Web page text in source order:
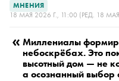
МНЕНИЯ
18 МАЯ 2026 Г., 11:00 (РЕД. 18
« Миллениалы
небоскрёбах. Это
высотный дом — не
а осознанный